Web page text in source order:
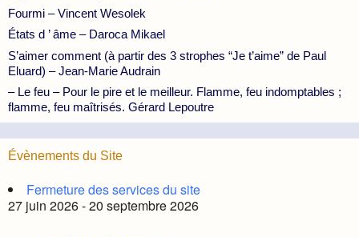
Fourmi – Vincent Wesolek
États d ’ âme – Daroca Mikael
S’aimer comment (à partir des 3 strophes “Je t’aime” de Paul
Eluard) – Jean-Marie Audrain
– Le feu – Pour le pire et le meilleur. Flamme, feu indomptables ;
flamme, feu maîtrisés. Gérard Lepoutre
Évènements du Site
Fermeture des services du site
27 juin 2026 - 20 septembre 2026